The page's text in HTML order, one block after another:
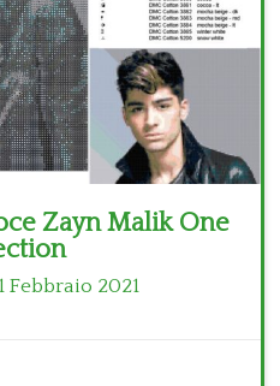
Zayn Malik One
Febbraio 2021